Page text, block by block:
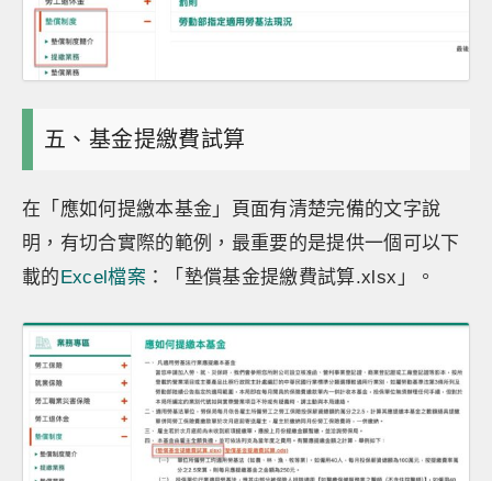
五、基金提繳費試算
在「應如何提繳本基金」頁面有清楚完備的文字說
明，有切合實際的範例，最重要的是提供一個可以下
載的Excel檔案 ：「墊償基金提繳費試算.xlsx」。